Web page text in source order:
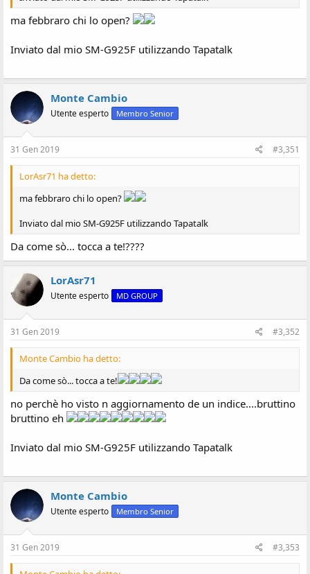
ma febbraro chi lo open?
Inviato dal mio SM-G925F utilizzando Tapatalk
Monte Cambio
Utente esperto Membro Senior
31 Gen 2019 #3,351
LorAsr71 ha detto:
ma febbraro chi lo open?
Inviato dal mio SM-G925F utilizzando Tapatalk
Da come sò... tocca a te!????
LorAsr71
Utente esperto MD GROUP
31 Gen 2019 #3,352
Monte Cambio ha detto:
Da come sò... tocca a te!
no perchè ho visto n aggiornamento de un indice....bruttino
bruttino eh
Inviato dal mio SM-G925F utilizzando Tapatalk
Monte Cambio
Utente esperto Membro Senior
31 Gen 2019 #3,353